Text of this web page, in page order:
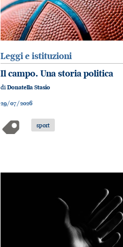
Leggi e istituzioni
Il campo. Una storia politica
diDonatella Stasio
29/07/2026
sport